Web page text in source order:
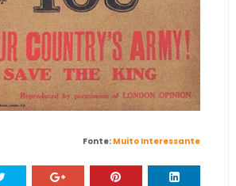
Fonte: Muito Interessante